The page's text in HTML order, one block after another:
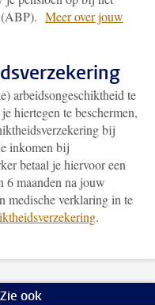
Meer over jouw
arbeidsongeschiktheid te
hiertegen te beschermen,
bij
inkomen bij
betaal je hiervoor een
6 maanden na jouw
medische verklaring in te
.
Zie ook